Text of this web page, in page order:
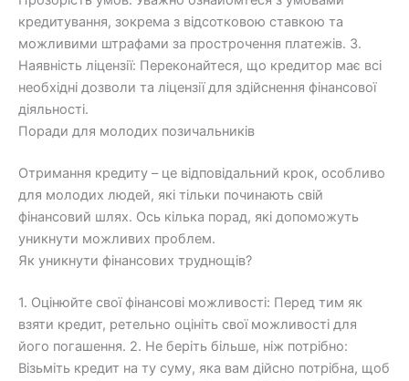
кредитування, зокрема з відсотковою ставкою та
можливими штрафами за прострочення платежів. 3.
Наявність ліцензії: Переконайтеся, що кредитор має всі
необхідні дозволи та ліцензії для здійснення фінансової
діяльності.
Поради для молодих позичальників
Отримання кредиту – це відповідальний крок, особливо
для молодих людей, які тільки починають свій
фінансовий шлях. Ось кілька порад, які допоможуть
уникнути можливих проблем.
Як уникнути фінансових труднощів?
1. Оцінюйте свої фінансові можливості: Перед тим як
взяти кредит, ретельно оцініть свої можливості для
його погашення. 2. Не беріть більше, ніж потрібно:
Візьміть кредит на ту суму, яка вам дійсно потрібна, щоб